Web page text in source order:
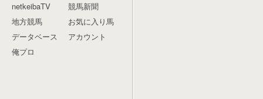
netkeibaTV
地方競馬
データベース
俺プロ
競馬新聞
お気に入り馬
アカウント